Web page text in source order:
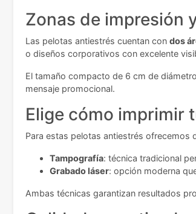
Zonas de impresión
Las pelotas antiestrés cuentan con dos
o diseños corporativos con excelente
El tamaño compacto de 6 cm de
mensaje promocional.
Elige cómo imprimir
Para estas pelotas antiestrés ofrecemos
Tampografía: técnica tradicional
Grabado láser: opción moderna
Ambas técnicas garantizan resultados